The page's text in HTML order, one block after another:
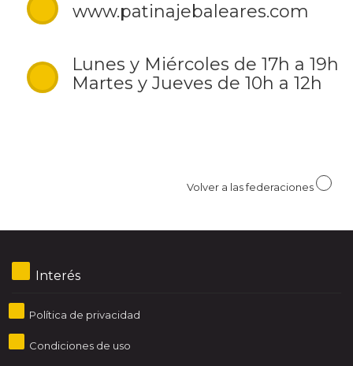
www.patinajebaleares.com
Lunes y Miércoles de 17h a 19h
Martes y Jueves de 10h a 12h
Volver a las federaciones
Interés
Política de privacidad
Condiciones de uso